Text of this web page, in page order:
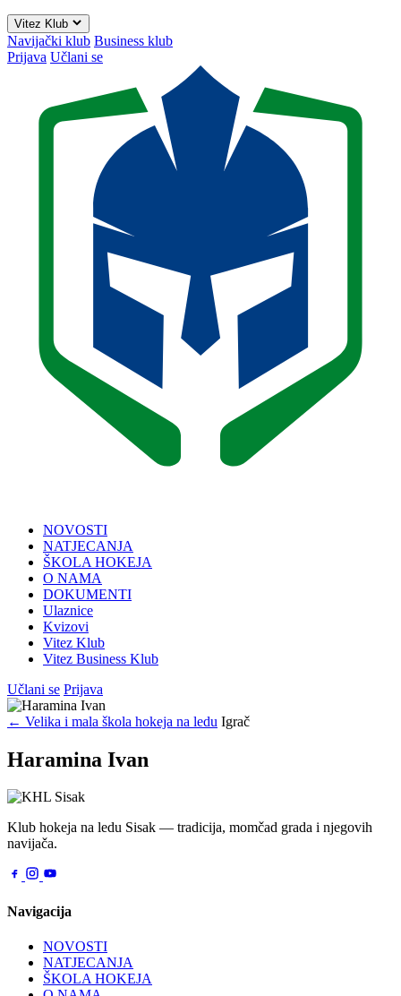
Vitez Klub
Navijački klub Business klub
Prijava Učlani se
NOVOSTI
NATJECANJA
ŠKOLA HOKEJA
O NAMA
DOKUMENTI
Ulaznice
Kvizovi
Vitez Klub
Vitez Business Klub
Učlani se Prijava
← Velika i mala škola hokeja na ledu Igrač
Haramina Ivan
Klub hokeja na ledu Sisak — tradicija, momčad grada i njegovih
navijača.
Navigacija
NOVOSTI
NATJECANJA
ŠKOLA HOKEJA